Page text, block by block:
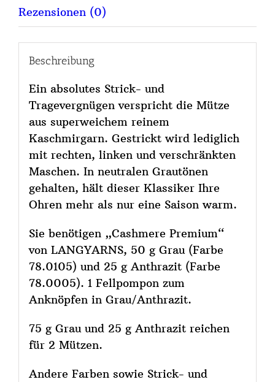
Rezensionen (0)
Beschreibung
Ein absolutes Strick- und
Tragevergnügen verspricht die Mütze
aus superweichem reinem
Kaschmirgarn. Gestrickt wird lediglich
mit rechten, linken und verschränkten
Maschen. In neutralen Grautönen
gehalten, hält dieser Klassiker Ihre
Ohren mehr als nur eine Saison warm.
Sie benötigen „Cashmere Premium“
von LANGYARNS, 50 g Grau (Farbe
78.0105) und 25 g Anthrazit (Farbe
78.0005). 1 Fellpompon zum
Anknöpfen in Grau/Anthrazit.
75 g Grau und 25 g Anthrazit reichen
für 2 Mützen.
Andere Farben sowie Strick- und